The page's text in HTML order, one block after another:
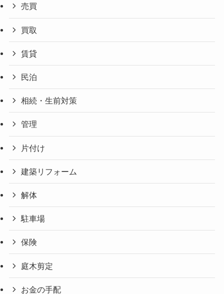
売買
買取
賃貸
民泊
相続・生前対策
管理
片付け
建築リフォーム
解体
駐車場
保険
庭木剪定
お金の手配